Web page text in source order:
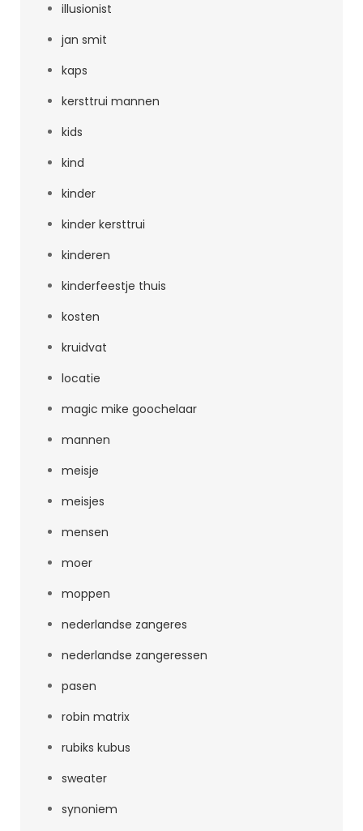
illusionist
jan smit
kaps
kersttrui mannen
kids
kind
kinder
kinder kersttrui
kinderen
kinderfeestje thuis
kosten
kruidvat
locatie
magic mike goochelaar
mannen
meisje
meisjes
mensen
moer
moppen
nederlandse zangeres
nederlandse zangeressen
pasen
robin matrix
rubiks kubus
sweater
synoniem